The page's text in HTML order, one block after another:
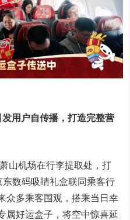
用户自传播，打造完整营
山机场在行李提取处，打
东数码吸睛礼盒联同乘客行
众多乘客围观，搭乘当日幸
属好运盒子，将空中惊喜延